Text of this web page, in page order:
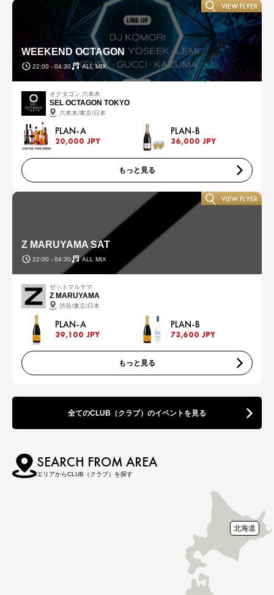
WEEKEND OCTAGON
22:00 - 04:30 ALL MIX
VIEW FLYER
オクタゴン 六本木
SEL OCTAGON TOKYO
六本木/東京/日本
PLAN-A
20,000 JPY
PLAN-B
36,000 JPY
もっと見る
Z MARUYAMA SAT
22:00 - 04:30 ALL MIX
VIEW FLYER
ゼットマルヤマ
Z MARUYAMA
渋谷/東京/日本
PLAN-A
39,100 JPY
PLAN-B
73,600 JPY
もっと見る
全てのCLUB（クラブ）のイベントを見る
SEARCH FROM AREA
エリアからCLUB（クラブ）を探す
北海道